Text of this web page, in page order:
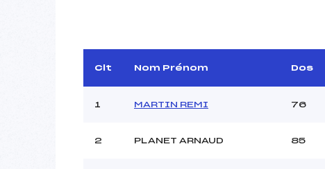
D.T Adjoint :
Dir. Epreuve :
Clt Nom Prénom Dos
1 MARTIN REMI 76
2 PLANET ARNAUD 85